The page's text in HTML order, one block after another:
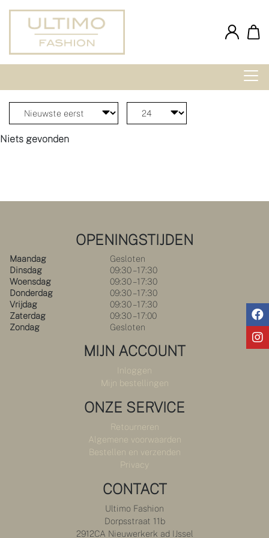
Niets gevonden
OPENINGSTIJDEN
Maandag
Gesloten
Dinsdag
09:30 – 17:30
Woensdag
09:30 – 17:30
Donderdag
09:30 – 17:30
Vrijdag
09:30 – 17:30
Zaterdag
09:30 – 17:00
Zondag
Gesloten
MIJN ACCOUNT
Inloggen
Mijn bestellingen
ONZE SERVICE
Retourneren
Algemene voorwaarden
Bestellen en verzenden
Privacy
CONTACT
Ultimo Fashion
Dorpsstraat 11b
2912CA Nieuwerkerk ad IJssel